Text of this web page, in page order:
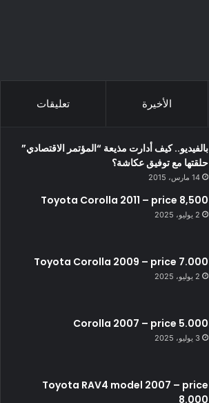
الأخيرة تعليقات
بالفيديو.. كيف أدارت مذيعة “المؤتمر الاقتصادي”
حلقتها مع توفيق عكاشة؟
14 مارس، 2015
Toyota Corolla 2011 – price 8,500
2 يوليو، 2025
Toyota Corolla 2009 – price 7.000
2 يوليو، 2025
Corolla 2007 – price 5.000
3 يوليو، 2025
Toyota RAV4 model 2007 – price
8.000